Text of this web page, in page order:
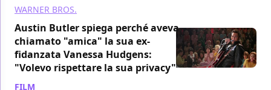
WARNER BROS.
Austin Butler spiega perché aveva
chiamato "amica" la sua ex-
fidanzata Vanessa Hudgens:
"Volevo rispettare la sua privacy"
FILM